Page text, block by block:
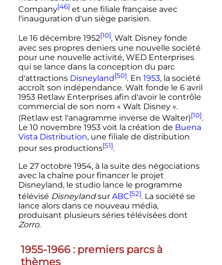
Company[46] et une filiale française avec
l'inauguration d'un siège parisien.
Le 16 décembre 1952[10], Walt Disney fonde
avec ses propres deniers une nouvelle société
pour une nouvelle activité, WED Enterprises
qui se lance dans la conception du parc
d'attractions Disneyland[50]. En 1953, la société
accroît son indépendance. Walt fonde le 6 avril
1953Retlaw Enterprises afin d'avoir le contrôle
commercial de son nom « Walt Disney ».
(Retlaw est l'anagramme inverse de Walter)[10].
Le 10 novembre 1953voit la création de Buena
Vista Distribution, une filiale de distribution
pour ses productions[51].
Le 27 octobre 1954, à la suite des négociations
avec la chaîne pour financer le projet
Disneyland, le studio lance le programme
télévisé Disneylandsur ABC[52]. La société se
lance alors dans ce nouveau média,
produisant plusieurs séries télévisées dont
Zorro.
1955-1966 : premiers parcs à
thèmes